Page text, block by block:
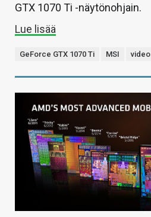
GTX 1070 Ti -näytönohjain.
Lue lisää
GeForce GTX 1070 Ti MSI video